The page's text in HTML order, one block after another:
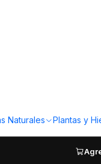
Naturales Plantas y